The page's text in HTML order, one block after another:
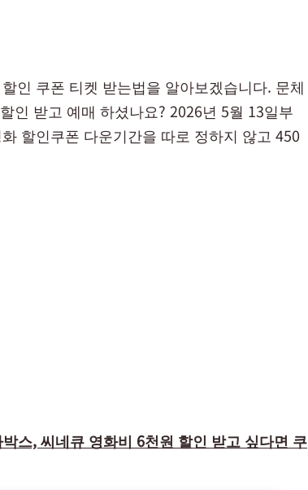
인 쿠폰 티켓 받는법을 알아보겠습니다. 문체
인 받고 예매 하셨나요? 2026년 5월 13일부
할인쿠폰 다운기간을 따로 정하지 않고 450
스, 씨네큐 영화비 6천원 할인 받고 싶다면 쿠